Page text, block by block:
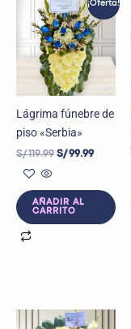
¡Oferta!
Lágrima fúnebre de
piso «Serbia»
S/119.99
precio
original
era:
S/ 119.99.
S/99.99
precio
actual
es:
S/ 99.99.
AÑADIR AL
CARRITO